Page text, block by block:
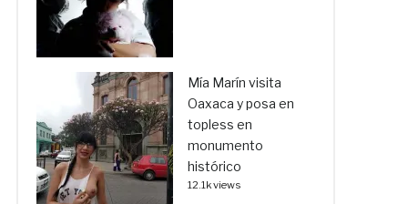
Mía Marín visita
Oaxaca y posa en
topless en
monumento
histórico
12.1k views